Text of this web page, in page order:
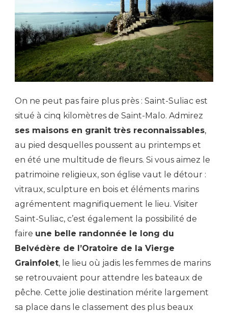
On ne peut pas faire plus près : Saint-Suliac est
situé à cinq kilomètres de Saint-Malo. Admirez
ses maisons en granit très reconnaissables,
au pied desquelles poussent au printemps et
en été une multitude de fleurs. Si vous aimez le
patrimoine religieux, son église vaut le détour :
vitraux, sculpture en bois et éléments marins
agrémentent magnifiquement le lieu. Visiter
Saint-Suliac, c’est également la possibilité de
faire une belle randonnée le long du
Belvédère de l’Oratoire de la Vierge
Grainfolet, le lieu où jadis les femmes de marins
se retrouvaient pour attendre les bateaux de
pêche. Cette jolie destination mérite largement
sa place dans le classement des plus beaux